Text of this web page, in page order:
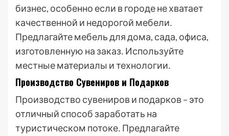
бизнес, особенно если в городе не хватает
качественной и недорогой мебели․
Предлагайте мебель для дома, сада, офиса,
изготовленную на заказ․ Используйте
местные материалы и технологии․
Производство Сувениров и Подарков
Производство сувениров и подарков – это
отличный способ заработать на
туристическом потоке․ Предлагайте